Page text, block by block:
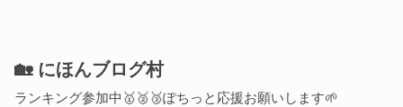
🏡 にほんブログ村
ランキング参加中🥇🥈🥉ぽちっと応援お願いします🌱